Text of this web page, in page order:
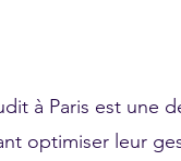
à Paris est une
optimiser leur